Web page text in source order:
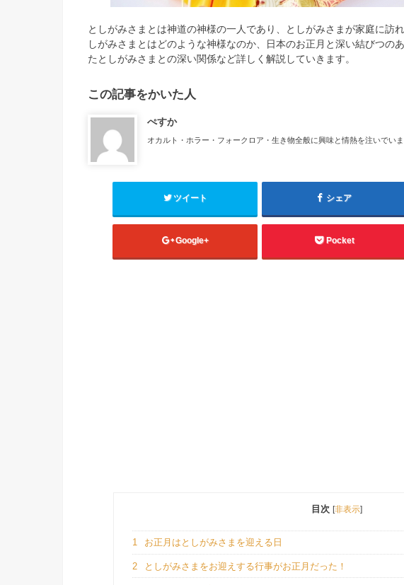
としがみさまとは神道の神様の一人であり、としがみさまが家庭に訪
しがみさまとはどのような神様なのか、日本のお正月と深い結びつの
たとしがみさまとの深い関係など詳しく解説していきます。
この記事をかいた人
ぺすか
オカルト・ホラー・フォークロア・生き物全般に興味と情熱を注いでいま
ツイート シェア
Google+ Pocket
目次 [非表示]
1 お正月はとしがみさまを迎える日
2 としがみさまをお迎えする行事がお正月だった！